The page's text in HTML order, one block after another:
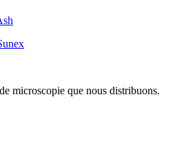
microscopie que nous distribuons.